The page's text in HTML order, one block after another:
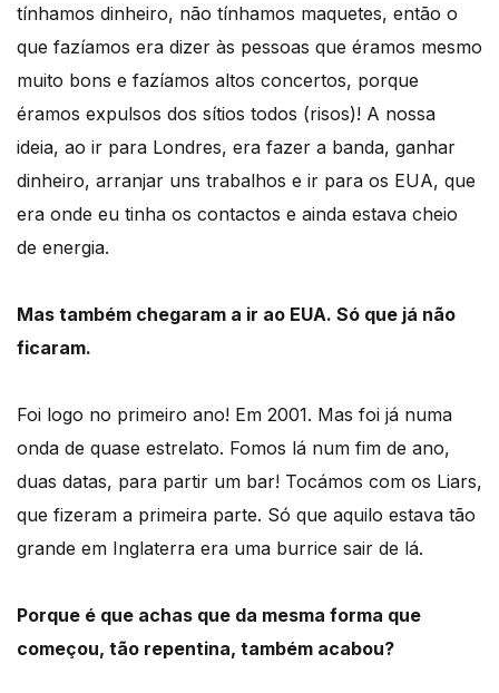
tínhamos dinheiro, não tínhamos maquetes, então o
que fazíamos era dizer às pessoas que éramos mesmo
muito bons e fazíamos altos concertos, porque
éramos expulsos dos sítios todos (risos)! A nossa
ideia, ao ir para Londres, era fazer a banda, ganhar
dinheiro, arranjar uns trabalhos e ir para os EUA, que
era onde eu tinha os contactos e ainda estava cheio
de energia.
Mas também chegaram a ir ao EUA. Só que já não
ficaram.
Foi logo no primeiro ano! Em 2001. Mas foi já numa
onda de quase estrelato. Fomos lá num fim de ano,
duas datas, para partir um bar! Tocámos com os Liars,
que fizeram a primeira parte. Só que aquilo estava tão
grande em Inglaterra era uma burrice sair de lá.
Porque é que achas que da mesma forma que
começou, tão repentina, também acabou?